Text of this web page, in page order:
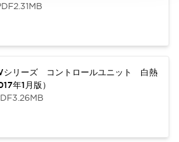
2.31MB
シリーズ コントロールユニット 白熱
年1月版）
3.26MB